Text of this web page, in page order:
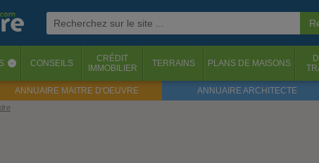
‹ CONSEILS
CRÉDIT
IMMOBILIER
TERRAINS PLANS DE MAISONS
ANNUAIRE MAITRE D'OEUVRE ANNUAIRE ARCHITECTE